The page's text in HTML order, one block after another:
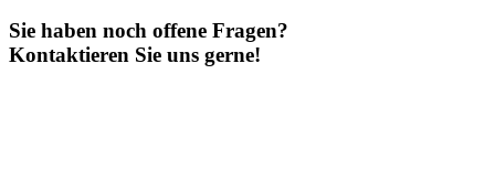
Sie haben noch offene Fragen?
Kontaktieren Sie uns gerne!